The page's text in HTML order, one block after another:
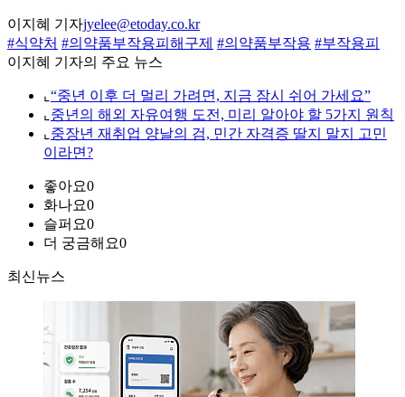
이지혜 기자jyelee@etoday.co.kr
#식약처 #의약품부작용피해구제 #의약품부작용 #부작용피
이지혜 기자의 주요 뉴스
⌞ “중년 이후 더 멀리 가려면, 지금 잠시 쉬어 가세요”
⌞ 중년의 해외 자유여행 도전, 미리 알아야 할 5가지 원칙
⌞ 중장년 재취업 양날의 검, 민간 자격증 딸지 말지 고민
이라면?
좋아요0
화나요0
슬퍼요0
더 궁금해요0
최신뉴스